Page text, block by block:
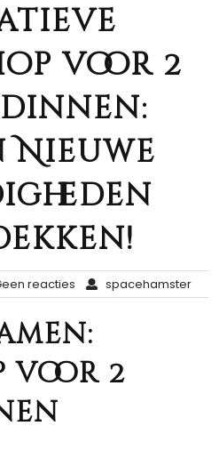
voor 2
Nieuwe
reacties spacehamster
voor 2